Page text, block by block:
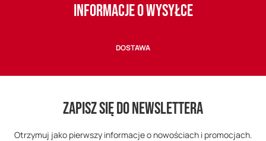
INFORMACJE O WYSYŁCE
DOSTAWA
ZAPISZ SIĘ DO NEWSLETTERA
Otrzymuj jako pierwszy informacje o nowościach i promocjach.